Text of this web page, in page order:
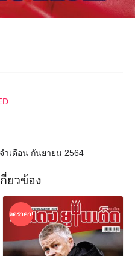
เดือน กันยายน 2564
ยวข้อง
ลดราคา!